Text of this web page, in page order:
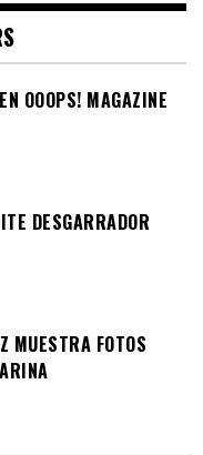
OOOPS! MAGAZINE
DESGARRADOR
MUESTRA FOTOS